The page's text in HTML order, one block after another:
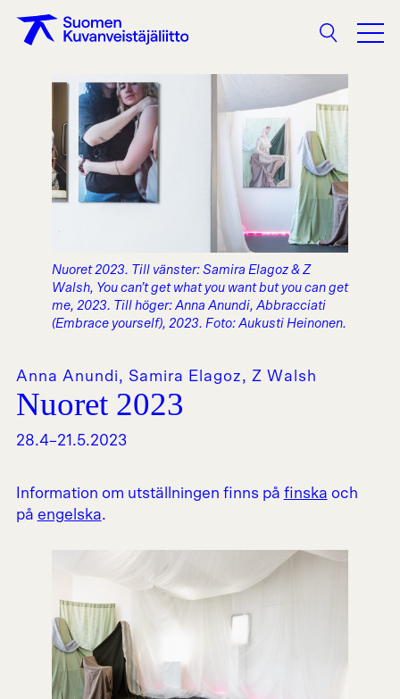
Sökning
Nuoret 2023. Till vänster: Samira Elagoz & Z
Walsh, You can’t get what you want but you can get
me, 2023. Till höger: Anna Anundi, Abbracciati
(Embrace yourself), 2023. Foto: Aukusti Heinonen.
Anna Anundi, Samira Elagoz, Z Walsh
Nuoret 2023
28.4–21.5.2023
Information om utställningen finns på finska och
på engelska.